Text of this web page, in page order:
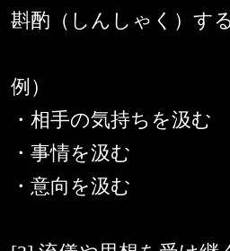
斟酌（しんしゃく）する
例）
・相手の気持ちを汲む
・事情を汲む
・意向を汲む